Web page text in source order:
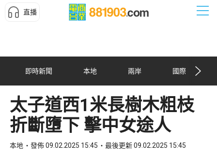
直播
即時新聞 本地 兩岸 國際
太子道西1米長樹木粗枝
折斷墮下 擊中女途人
本地 發佈 09.02.2025 15:45 最後更新 09.02.2025 15:45